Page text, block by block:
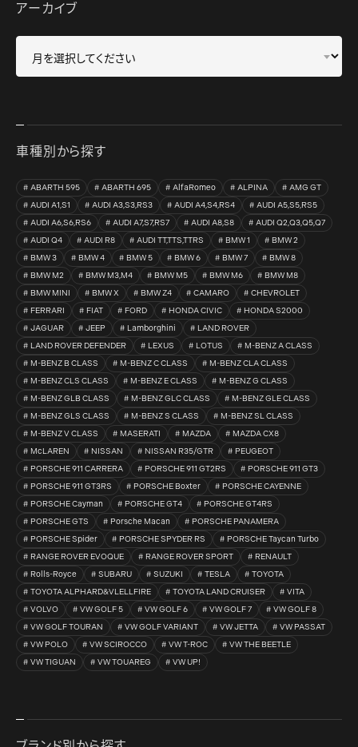
アーカイブ
車種別から探す
ABARTH 595 ABARTH 695 AlfaRomeo ALPINA
AMG GT
AUDI A1,S1
AUDI A3,S3,RS3 AUDI A4,S4,RS4
AUDI A5,S5,RS5
AUDI A6,S6,RS6
AUDI A7,S7,RS7 AUDI A8,S8
AUDI Q2,Q3,Q5,Q7
AUDI Q4
AUDI R8 AUDI TT,TTS,TTRS BMW 1
BMW 2
BMW 3
BMW 4 BMW 5 BMW 6 BMW 7
BMW 8
BMW M2
BMW M3,M4 BMW M5 BMW M6
BMW M8
BMW MINI
BMW X BMW Z4 CAMARO
CHEVROLET
FERRARI
FIAT FORD HONDA CIVIC
HONDA S2000
JAGUAR
JEEP Lamborghini
LAND ROVER
LAND ROVER DEFENDER
LEXUS LOTUS
M-BENZ A CLASS
M-BENZ B CLASS
M-BENZ C CLASS
M-BENZ CLA CLASS
M-BENZ CLS CLASS
M-BENZ E CLASS
M-BENZ G CLASS
M-BENZ GLB CLASS
M-BENZ GLC CLASS
M-BENZ GLE CLASS
M-BENZ GLS CLASS
M-BENZ S CLASS
M-BENZ SL CLASS
M-BENZ V CLASS
MASERATI MAZDA
MAZDA CX8
McLAREN
NISSAN NISSAN R35/GTR
PEUGEOT
PORSCHE 911 CARRERA
PORSCHE 911 GT2RS
PORSCHE 911 GT3
PORSCHE 911 GT3RS
PORSCHE Boxter
PORSCHE CAYENNE
PORSCHE Cayman
PORSCHE GT4
PORSCHE GT4RS
PORSCHE GTS
Porsche Macan
PORSCHE PANAMERA
PORSCHE Spider
PORSCHE SPYDER RS
PORSCHE Taycan Turbo
RANGE ROVER EVOQUE
RANGE ROVER SPORT
RENAULT
Rolls-Royce
SUBARU SUZUKI TESLA
TOYOTA
TOYOTA ALPHARD&VLELLFIRE
TOYOTA LAND CRUISER
VITA
VOLVO
VW GOLF 5 VW GOLF 6 VW GOLF 7
VW GOLF 8
VW GOLF TOURAN
VW GOLF VARIANT VW JETTA
VW PASSAT
VW POLO
VW SCIROCCO VW T-ROC
VW THE BEETLE
VW TIGUAN
VW TOUAREG VW UP!